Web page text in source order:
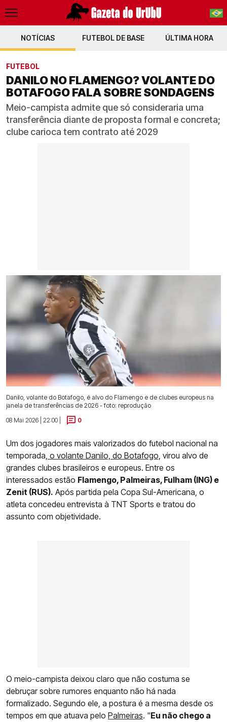
PT-BR
NOTÍCIAS FUTEBOL DE BASE ÚLTIMA HORA
FUTEBOL
DANILO NO FLAMENGO? VOLANTE DO
BOTAFOGO FALA SOBRE SONDAGENS
Meio-campista admite que só consideraria uma
transferência diante de proposta formal e concreta;
clube carioca tem contrato até 2029
Danilo, volante do Botafogo, é alvo do Flamengo e de clubes europeus na
janela de transferências de 2026 - foto: reprodução
08 Mai 2026 | 22:00 |
0
Um dos jogadores mais valorizados do futebol nacional na
temporada, o volante Danilo, do Botafogo, virou alvo de
grandes clubes brasileiros e europeus. Entre os
interessados estão Flamengo, Palmeiras, Fulham (ING) e
Zenit (RUS). Após partida pela Copa Sul-Americana, o
atleta concedeu entrevista à TNT Sports e tratou do
assunto com objetividade.
O meio-campista deixou claro que não costuma se
debruçar sobre rumores enquanto não há nada
formalizado. Segundo ele, a postura é a mesma desde os
tempos em que atuava pelo Palmeiras. "Eu não chego a